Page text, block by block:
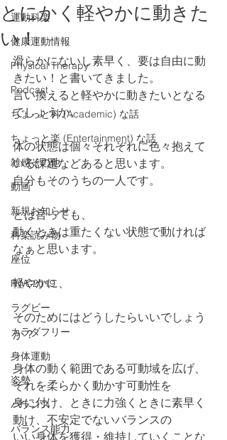
運動科楽
健康運動情報
Physical Therapy
Podcast
ちょっと科 (Academic) な話
ちょっと楽 (Entertainment) な話
雑感その他
動画
新規お知らせ
科楽読み物
座位
RWC2019
ラグビー
カラダフリー
身体運動
姿勢
バランス
バランス能力
とにかく軽やかに動きた
い！
滑らかにないし素早く、要は自由に動
きたい！と書いてきました。
言い換えると軽やかに動きたいとなる
でしょうか。
体の状態は個々それぞれに色々抱えて
いる課題などあると思います。
自分もそのうちの一人です。
とは言っても、
動くときは重たくない状態で動ければ
なぁと思います。
軽やかに、
そのためにはどうしたらいいでしょう
か？
身体の動く範囲である可動域を広げ、
それを柔らかく動かす可動性を
身に付け、ときに力強くときに素早く
動け、不安定でないバランスの
いい身体を獲得・維持していくことな